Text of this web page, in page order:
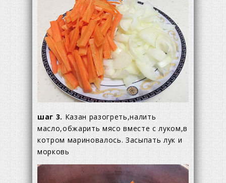
шаг 3. Казан разогреть,налить
масло,обжарить мясо вместе с луком,в
котром мариновалось. Засыпать лук и
морковь